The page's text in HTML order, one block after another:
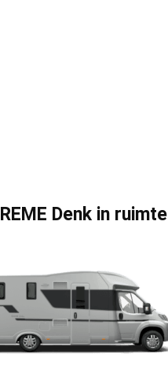
Denk in ruimte